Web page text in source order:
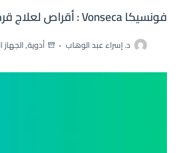
فونسيكا Vonseca : أقراص لعلاج قرحة المعدة وارتجاع المرىء
د. إسراء عبد الوهاب أدوية,